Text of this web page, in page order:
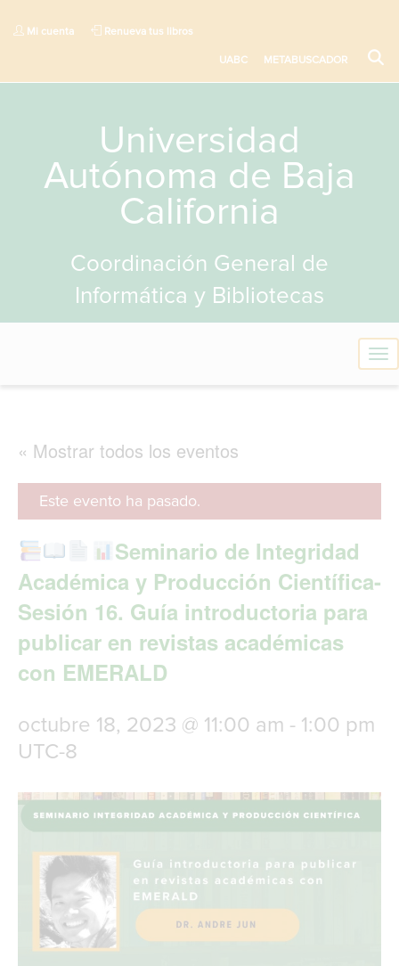
Mi cuenta Renueva tus libros
UABC METABUSCADOR
Universidad
Autónoma de Baja
California
Coordinación General de
Informática y Bibliotecas
T
o
a
i
« Mostrar todos los eventos
Este evento ha pasado.
Seminario de Integridad
Académica y Producción Científica-
Sesión 16. Guía introductoria para
publicar en revistas académicas
con EMERALD
octubre 18, 2023 @ 11:00 am - 1:00 pm
UTC-8